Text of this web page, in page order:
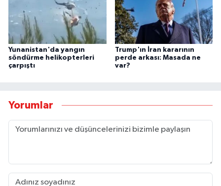
Yunanistan'da yangın
söndürme helikopterleri
çarpıştı
Trump'ın İran kararının
perde arkası: Masada ne
var?
Yorumlar